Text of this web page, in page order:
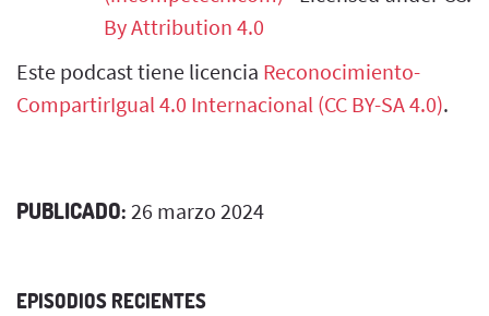
By Attribution 4.0
Este podcast tiene licencia Reconocimiento-
CompartirIgual 4.0 Internacional (CC BY-SA 4.0).
PUBLICADO: 26 marzo 2024
EPISODIOS RECIENTES